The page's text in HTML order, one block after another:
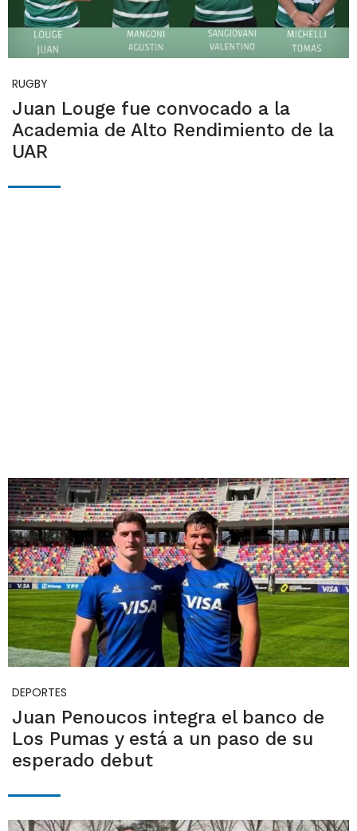
RUGBY
Juan Louge fue convocado a la
Academia de Alto Rendimiento de la
UAR
DEPORTES
Juan Penoucos integra el banco de
Los Pumas y está a un paso de su
esperado debut